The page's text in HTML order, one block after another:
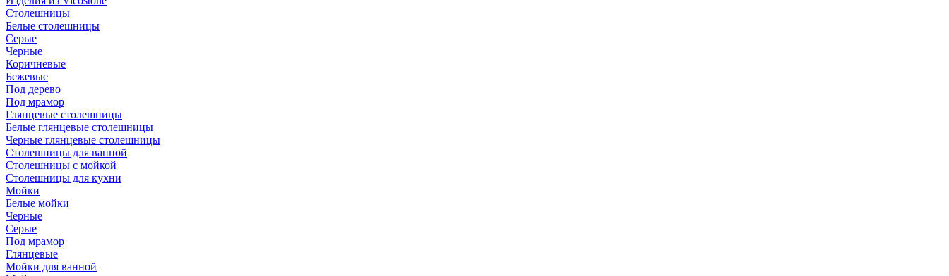
Столешницы
Белые столешницы
Серые
Черные
Коричневые
Бежевые
Под дерево
Под мрамор
Глянцевые столешницы
Белые глянцевые столешницы
Черные глянцевые столешницы
Столешницы для ванной
Столешницы с мойкой
Столешницы для кухни
Мойки
Белые мойки
Черные
Серые
Под мрамор
Глянцевые
Мойки для ванной